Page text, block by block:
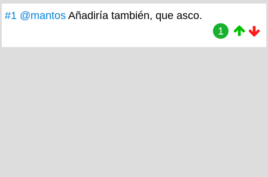
#1 @mantos Añadiría también, que asco.
1